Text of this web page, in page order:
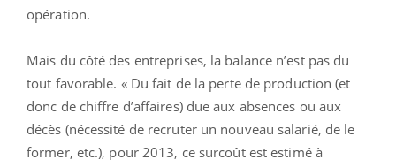
opération.
Mais du côté des entreprises, la balance n’est pas du
tout favorable. « Du fait de la perte de production (et
donc de chiffre d’affaires) due aux absences ou aux
décès (nécessité de recruter un nouveau salarié, de le
former, etc.), pour 2013, ce surcoût est estimé à